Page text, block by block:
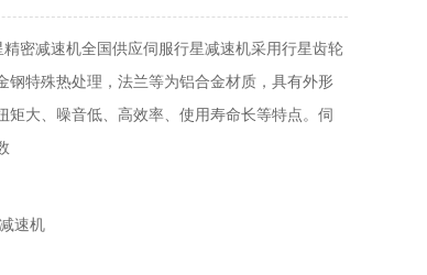
精密减速机全国供应伺服行星减速机采用行星齿轮
钢特殊热处理，法兰等为铝合金材质，具有外形
矩大、噪音低、高效率、使用寿命长等特点。伺
速机